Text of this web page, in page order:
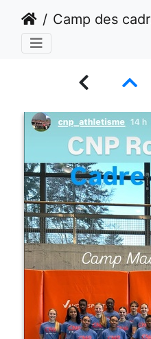
Camp des cadres romands Décembre 2024 - Macolin